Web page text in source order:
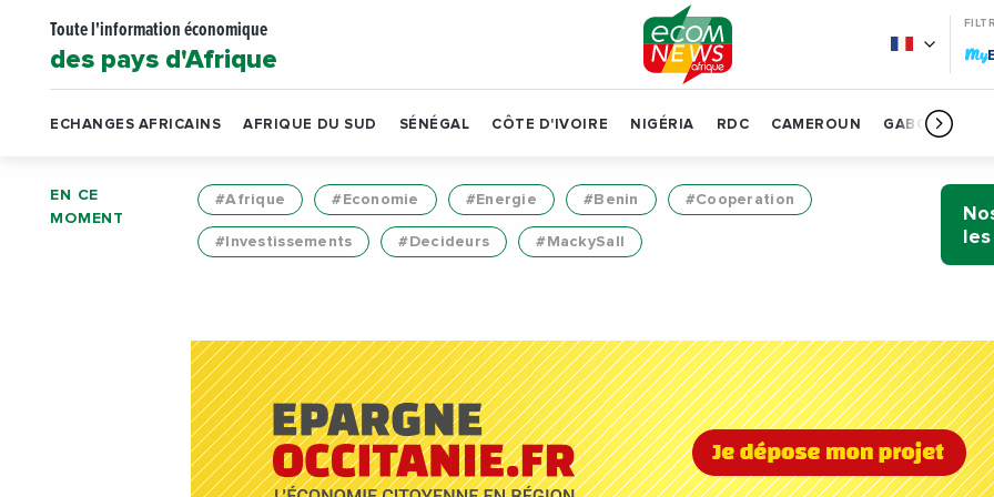
Toute l'information économique
des pays d'Afrique My
ECHANGES AFRICAINS AFRIQUE DU SUD SÉNÉGAL CÔTE D'IVOIRE NIGÉRIA RDC CAMEROUN GABON
EN CE
MOMENT
#Afrique #Economie #Energie #Benin #Cooperation
#Investissements #Decideurs #MackySall